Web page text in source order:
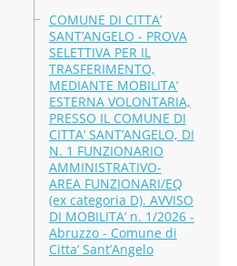
COMUNE DI CITTA’
SANT’ANGELO - PROVA
SELETTIVA PER IL
TRASFERIMENTO,
MEDIANTE MOBILITA’
ESTERNA VOLONTARIA,
PRESSO IL COMUNE DI
CITTA’ SANT’ANGELO, DI
N. 1 FUNZIONARIO
AMMINISTRATIVO-
AREA FUNZIONARI/EQ
(ex categoria D). AVVISO
DI MOBILITA’ n. 1/2026 -
Abruzzo - Comune di
Citta’ Sant’Angelo